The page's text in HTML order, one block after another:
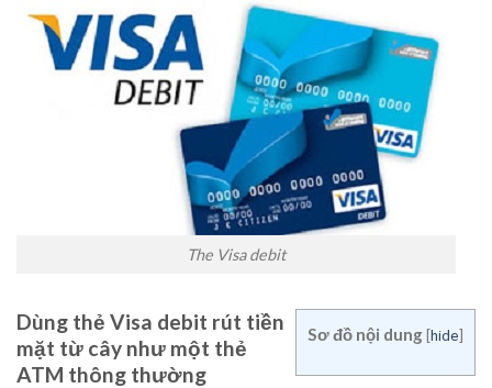
The Visa debit
Sơ đồ nội dung[hide]
Dùng thẻ Visa debit rút tiền
mặt từ cây như một thẻ
ATM thông thường